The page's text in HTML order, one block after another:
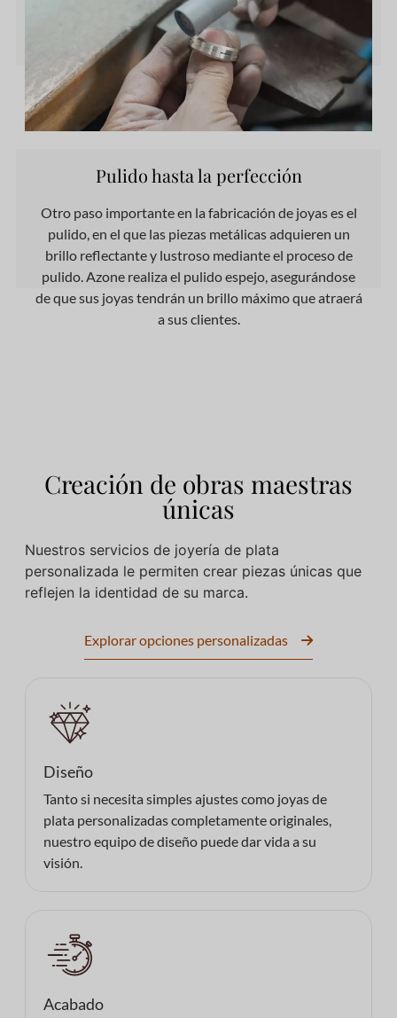
Pulido hasta la perfección
Otro paso importante en la fabricación de joyas es el
pulido, en el que las piezas metálicas adquieren un
brillo reflectante y lustroso mediante el proceso de
pulido. Azone realiza el pulido espejo, asegurándose
de que sus joyas tendrán un brillo máximo que atraerá
a sus clientes.
Creación de obras maestras
únicas
Nuestros servicios de joyería de plata
personalizada le permiten crear piezas únicas que
reflejen la identidad de su marca.
Explorar opciones personalizadas
Diseño
Tanto si necesita simples ajustes como joyas de
plata personalizadas completamente originales,
nuestro equipo de diseño puede dar vida a su
visión.
Acabado